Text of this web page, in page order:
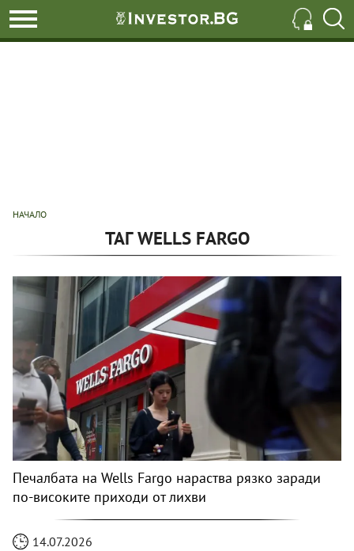
НАЧАЛО
ТАГ WELLS FARGO
Печалбата на Wells Fargo нараства рязко заради
по-високите приходи от лихви
14.07.2026